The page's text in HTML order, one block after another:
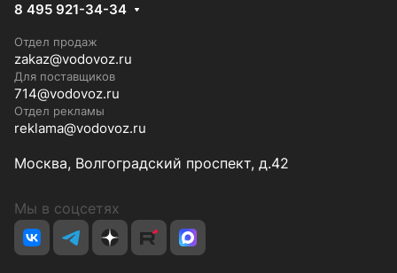
8 495 921-34-34
Отдел продаж
zakaz@vodovoz.ru
Для поставщиков
714@vodovoz.ru
Отдел рекламы
reklama@vodovoz.ru
Москва, Волгоградский проспект, д.42
Мы в соцсетях